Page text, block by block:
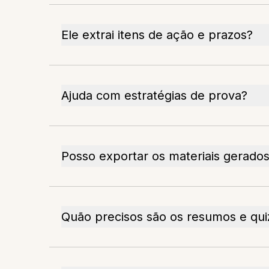
Ele extrai itens de ação e prazos?
Ajuda com estratégias de prova?
Posso exportar os materiais
Quão precisos são os resumos e